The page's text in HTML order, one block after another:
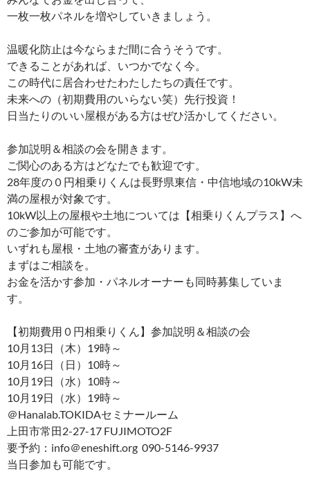
一枚一枚パネルを増やしていきましょう。
温暖化防止は今ならまだ間に合うそうです。
できることがあれば、いつかでなく今。
この時代に居合わせたわたしたちの責任です。
未来への（初期費用のいらない笑）先行投資！
日当たりのいい屋根がある方はぜひ活かしてください。
参加説明＆相談の会を開きます。
ご関心のある方はどなたでも歓迎です。
28年度の０円相乗りくんは長野県東信・中信地域の10kW未
満の屋根が対象です。
10kW以上の屋根や土地については【相乗りくんプラス】へ
のご参加が可能です。
いずれも屋根・土地の審査があります。
まずはご相談を。
お金を活かす参加・パネルオーナーも同時募集していま
す。
【初期費用０円相乗りくん】参加説明＆相談の会
10月13日（木）19時～
10月16日（日）10時～
10月19日（水）10時～
10月19日（水）19時～
＠Hanalab.TOKIDAセミナールーム
上田市常田2-27-17 FUJIMOTO2F
要予約：info＠eneshift.org 090-5146-9937
当日参加も可能です。